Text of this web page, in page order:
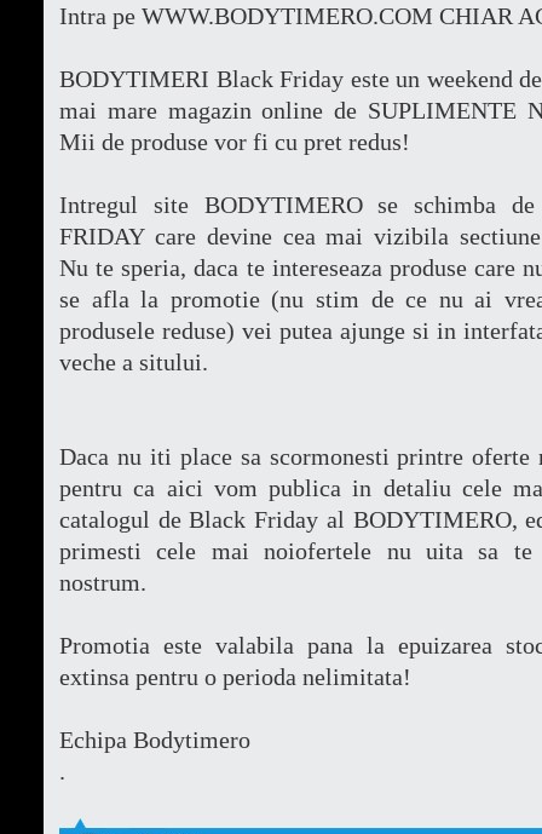
Intra pe WWW.BODYTIMERO.COM CHIAR
BODYTIMERI Black Friday este un weekend
mai mare magazin online de SUPLIMENTE
Mii de produse vor fi cu pret redus!
Intregul site BODYTIMERO se schimba
FRIDAY care devine cea mai vizibila
Nu te speria, daca te intereseaza produse care
se afla la promotie (nu stim de ce nu ai
produsele reduse) vei putea ajunge si in
veche a sitului.
Daca nu iti place sa scormonesti printre oferte
pentru ca aici vom publica in detaliu cele
catalogul de Black Friday al BODYTIMERO,
primesti cele mai noiofertele nu uita sa te
nostrum.
Promotia este valabila pana la epuizarea
extinsa pentru o perioda nelimitata!
Echipa Bodytimero
.